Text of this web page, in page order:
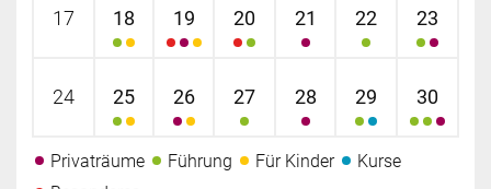
17 18 19 20 21 22 23
24 25 26 27 28 29 30
Privaträume Führung Für Kinder
Kurse